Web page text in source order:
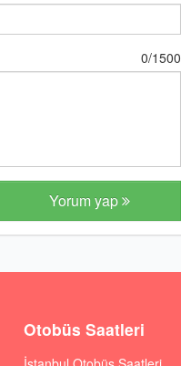
0/1500
Yorum yap
Otobüs Saatleri